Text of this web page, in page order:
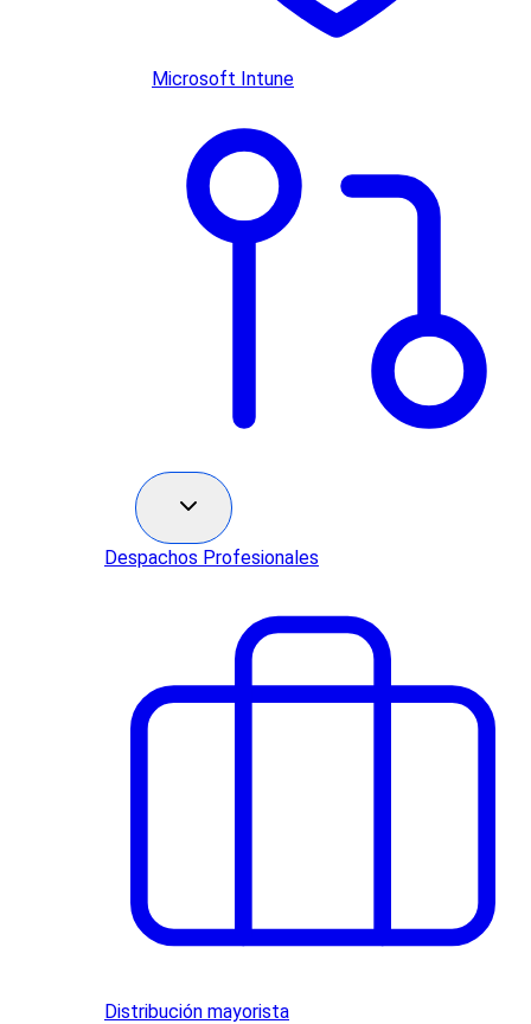
Microsoft Intune
Despachos Profesionales
Distribución mayorista